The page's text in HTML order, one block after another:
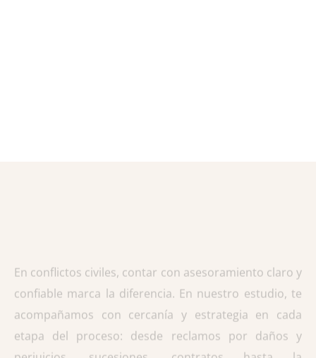
confiable marca la diferencia. En nuestro estudio, te
etapa del proceso: desde reclamos por daños y
perjuicios, sucesiones, contratos hasta la